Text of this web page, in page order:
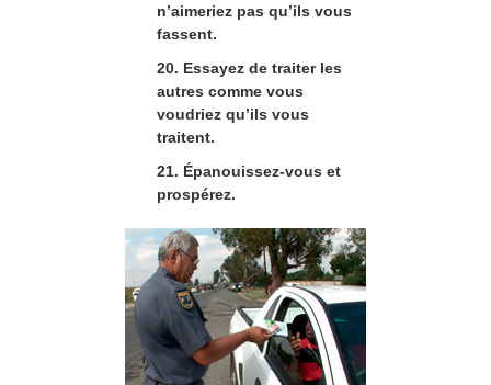
n’aimeriez pas qu’ils vous
fassent.
20. Essayez de traiter les
autres comme vous
voudriez qu’ils vous
traitent.
21. Épanouissez-vous et
prospérez.